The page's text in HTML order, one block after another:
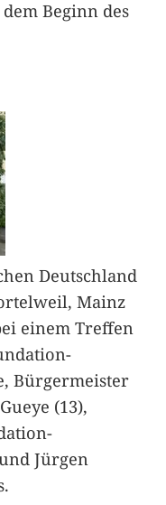
Beginn des
Deutschland
Mainz
einem Treffen
Bürgermeister
(13),
Jürgen